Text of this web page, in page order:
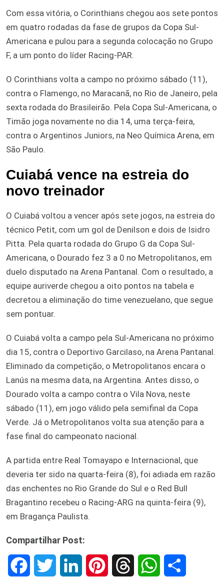
Com essa vitória, o Corinthians chegou aos sete pontos
em quatro rodadas da fase de grupos da Copa Sul-
Americana e pulou para a segunda colocação no Grupo
F, a um ponto do líder Racing-PAR.
O Corinthians volta a campo no próximo sábado (11),
contra o Flamengo, no Maracanã, no Rio de Janeiro, pela
sexta rodada do Brasileirão. Pela Copa Sul-Americana, o
Timão joga novamente no dia 14, uma terça-feira,
contra o Argentinos Juniors, na Neo Química Arena, em
São Paulo.
Cuiabá vence na estreia do
novo treinador
O Cuiabá voltou a vencer após sete jogos, na estreia do
técnico Petit, com um gol de Denilson e dois de Isidro
Pitta. Pela quarta rodada do Grupo G da Copa Sul-
Americana, o Dourado fez 3 a 0 no Metropolitanos, em
duelo disputado na Arena Pantanal. Com o resultado, a
equipe auriverde chegou a oito pontos na tabela e
decretou a eliminação do time venezuelano, que segue
sem pontuar.
O Cuiabá volta a campo pela Sul-Americana no próximo
dia 15, contra o Deportivo Garcilaso, na Arena Pantanal.
Eliminado da competição, o Metropolitanos encara o
Lanús na mesma data, na Argentina. Antes disso, o
Dourado volta a campo contra o Vila Nova, neste
sábado (11), em jogo válido pela semifinal da Copa
Verde. Já o Metropolitanos volta sua atenção para a
fase final do campeonato nacional.
A partida entre Real Tomayapo e Internacional, que
deveria ter sido na quarta-feira (8), foi adiada em razão
das enchentes no Rio Grande do Sul e o Red Bull
Bragantino recebeu o Racing-ARG na quinta-feira (9),
em Bragança Paulista.
Compartilhar Post: